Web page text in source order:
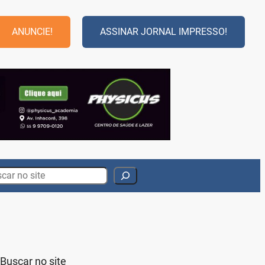
ANUNCIE! ASSINAR JORNAL IMPRESSO!
Buscar no site